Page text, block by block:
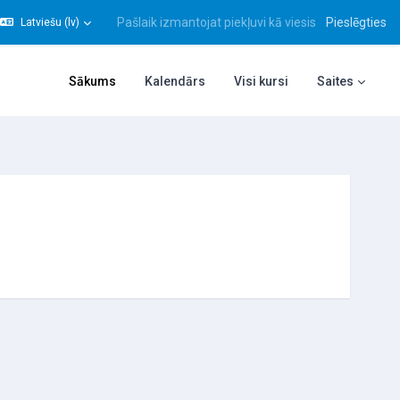
meklēšanas ievadi
Latviešu ‎(lv)‎ Pašlaik izmantojat piekļuvi kā viesis Pieslēgties
Sākums Kalendārs Visi kursi Saites